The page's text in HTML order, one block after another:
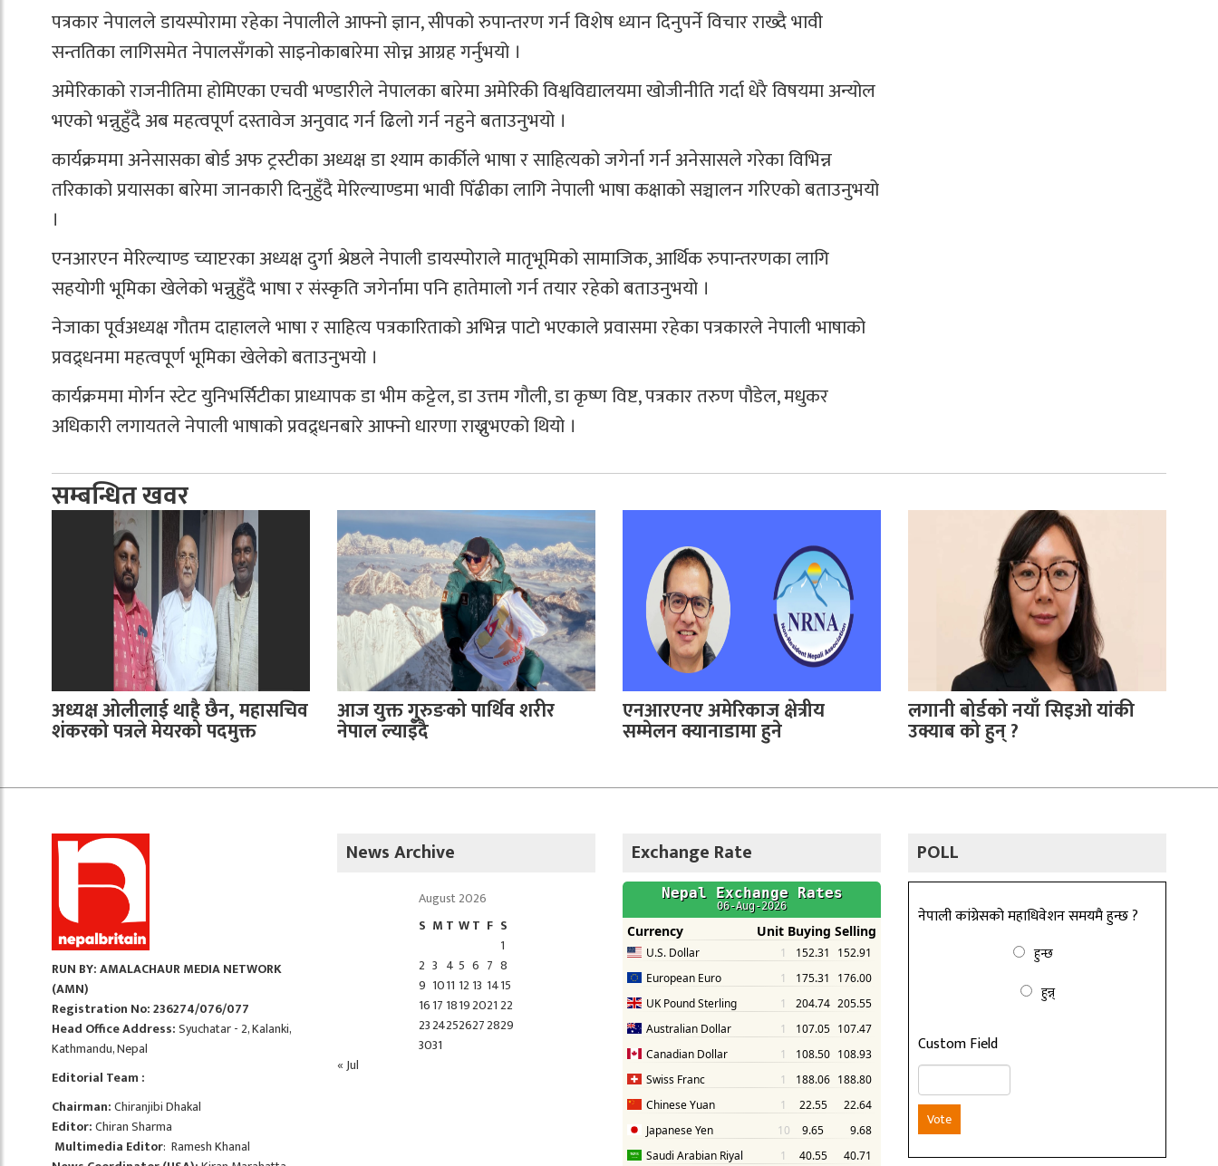
पत्रकार नेपालले डायस्पोरामा रहेका नेपालीले आफ्नो ज्ञान, सीपको रुपान्तरण गर्न विशेष ध्यान दिनुपर्ने विचार राख्दै भावी
सन्ततिका लागिसमेत नेपालसँगको साइनोकाबारेमा सोच्न आग्रह गर्नुभयो ।
अमेरिकाको राजनीतिमा होमिएका एचवी भण्डारीले नेपालका बारेमा अमेरिकी विश्वविद्यालयमा खोजीनीति गर्दा धेरै विषयमा अन्योल
भएको भन्नुहुँदै अब महत्वपूर्ण दस्तावेज अनुवाद गर्न ढिलो गर्न नहुने बताउनुभयो ।
कार्यक्रममा अनेसासका बोर्ड अफ ट्रस्टीका अध्यक्ष डा श्याम कार्कीले भाषा र साहित्यको जगेर्ना गर्न अनेसासले गरेका विभिन्न
तरिकाको प्रयासका बारेमा जानकारी दिनुहुँदै मेरिल्याण्डमा भावी पिँढीका लागि नेपाली भाषा कक्षाको सञ्चालन गरिएको बताउनुभयो
।
एनआरएन मेरिल्याण्ड च्याप्टरका अध्यक्ष दुर्गा श्रेष्ठले नेपाली डायस्पोराले मातृभूमिको सामाजिक, आर्थिक रुपान्तरणका लागि
सहयोगी भूमिका खेलेको भन्नुहुँदै भाषा र संस्कृति जगेर्नामा पनि हातेमालो गर्न तयार रहेको बताउनुभयो ।
नेजाका पूर्वअध्यक्ष गौतम दाहालले भाषा र साहित्य पत्रकारिताको अभिन्न पाटो भएकाले प्रवासमा रहेका पत्रकारले नेपाली भाषाको
प्रवद्र्धनमा महत्वपूर्ण भूमिका खेलेको बताउनुभयो ।
कार्यक्रममा मोर्गन स्टेट युनिभर्सिटीका प्राध्यापक डा भीम कट्टेल, डा उत्तम गौली, डा कृष्ण विष्ट, पत्रकार तरुण पौडेल, मधुकर
अधिकारी लगायतले नेपाली भाषाको प्रवद्र्धनबारे आफ्नो धारणा राख्नुभएको थियो ।
सम्बन्धित खवर
अध्यक्ष ओलीलाई थाहै छैन, महासचिव
शंकरको पत्रले मेयरको पदमुक्त
आज युक्त गुरुङको पार्थिव शरीर
नेपाल ल्याइँदै
एनआरएनए अमेरिकाज क्षेत्रीय
सम्मेलन क्यानाडामा हुने
लगानी बोर्डको नयाँ सिइओ यांकी
उक्याब को हुन् ?
RUN BY: AMALACHAUR MEDIA NETWORK
(AMN)
Registration No: 236274/076/077
Head Office Address:Syuchatar - 2, Kalanki,
Kathmandu, Nepal
Editorial Team :
Chairman:Chiranjibi Dhakal
Editor:Chiran Sharma
Multimedia Editor: Ramesh Khanal
News Archive
August 2026
S M T WT F S
1
2 3 4 5 6 7 8
9 1011 12 13 1415
1617 1819202122
23242526272829
3031
« Jul
Exchange Rate POLL
नेपाली कांग्रेसको महाधिवेशन समयमै हुन्छ ?
हुन्छ
हुन्न्
Custom Field
Vote